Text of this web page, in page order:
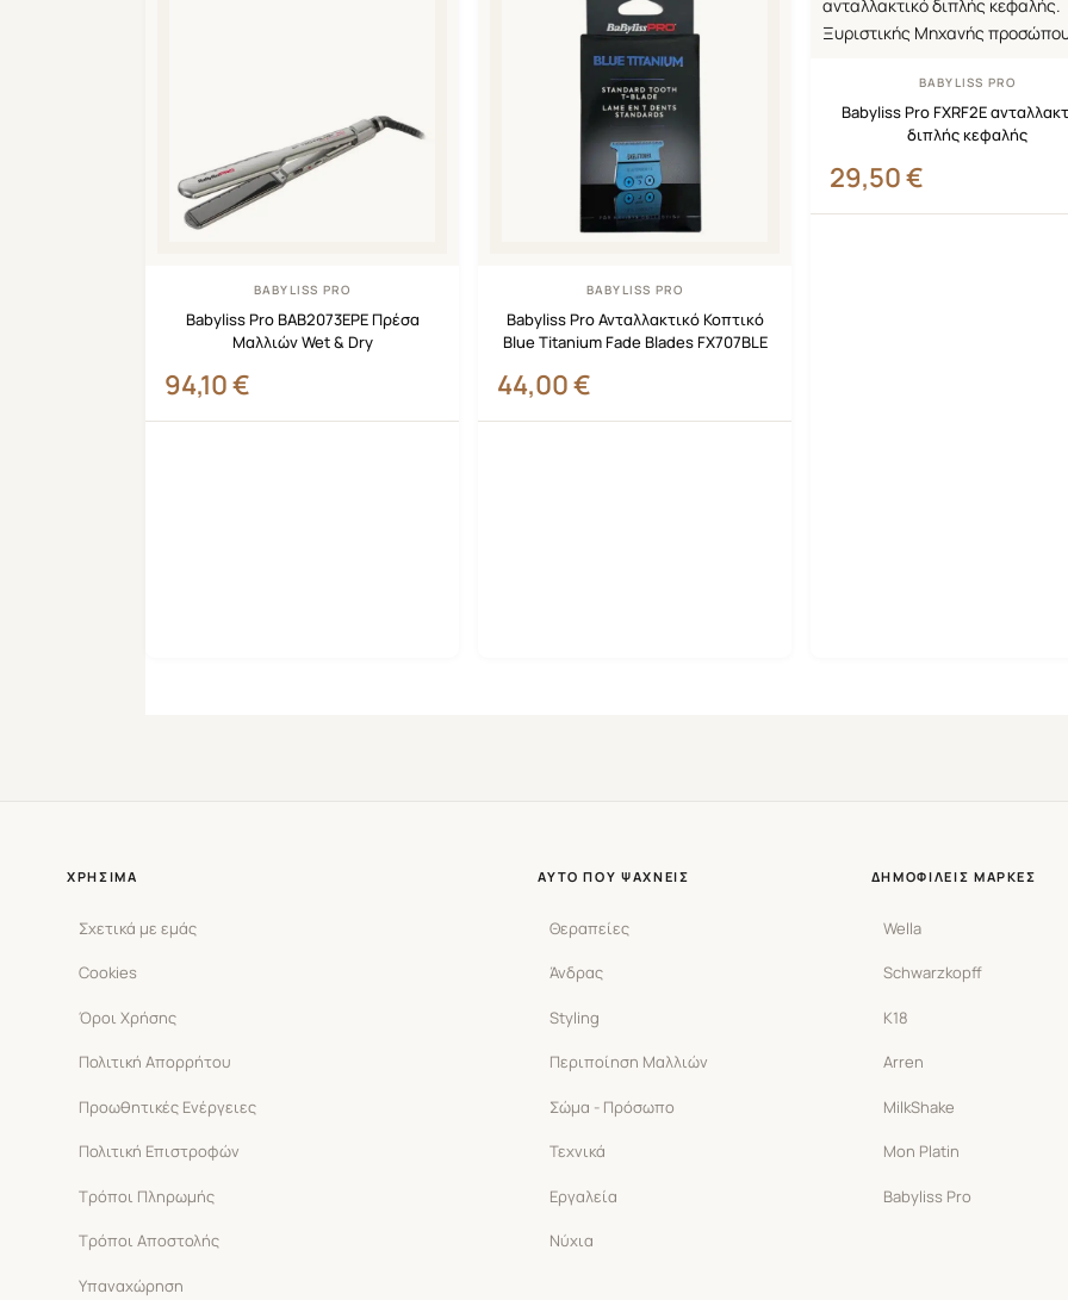
BABYLISS PRO
Babyliss Pro BAB2073EPE Πρέσα
Μαλλιών Wet & Dry
94,10€
BABYLISS PRO
Babyliss Pro Ανταλλακτικό Κοπτικό
Blue Titanium Fade Blades FX707BLE
44,00€
BABYLISS PRO
Babyliss Pro FXRF2E
διπλής κεφαλής
29,50€
ΧΡΉΣΙΜΑ
Σχετικά με εμάς
Cookies
Όροι Χρήσης
Πολιτική Απορρήτου
Προωθητικές Ενέργειες
Πολιτική Επιστροφών
Τρόποι Πληρωμής
Τρόποι Αποστολής
Υπαναχώρηση
ΑΥΤΌ ΠΟΥ ΨΆΧΝΕΙΣ
Θεραπείες
Άνδρας
Styling
Περιποίηση Μαλλιών
Σώμα - Πρόσωπο
Τεχνικά
Εργαλεία
Νύχια
ΔΗΜΟΦΙΛΕΊΣ ΜΆΡΚΕΣ
Wella
Schwarzkopff
K18
Arren
MilkShake
Mon Platin
Babyliss Pro